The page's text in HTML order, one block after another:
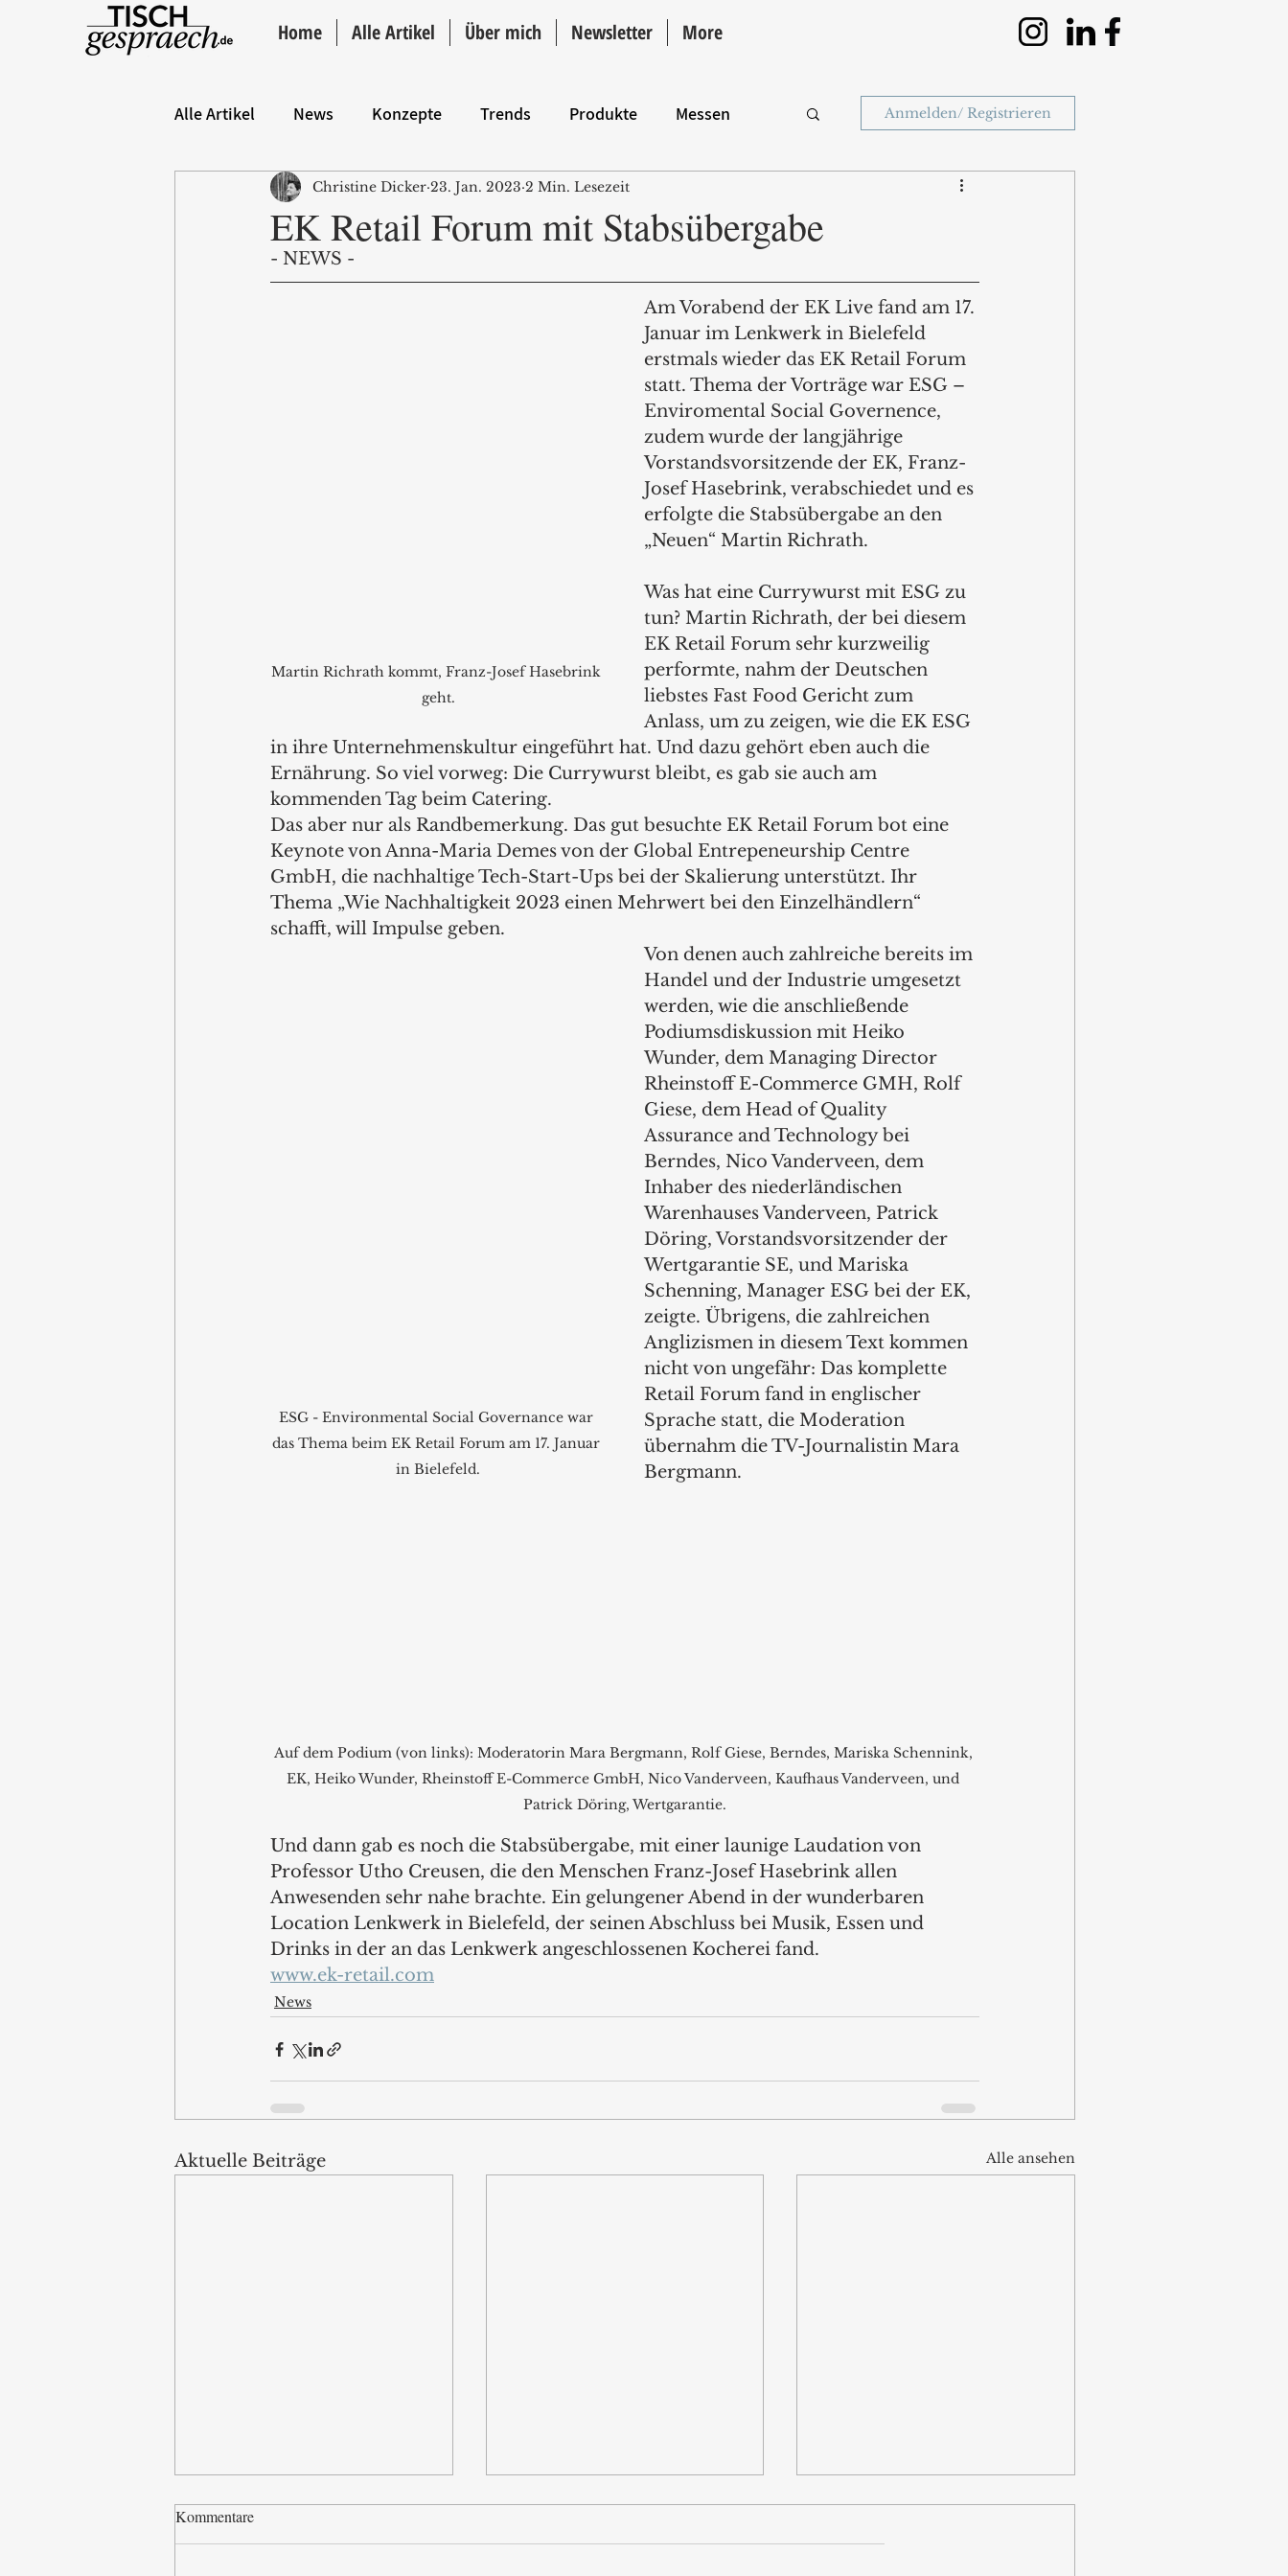
Home Alle Artikel Über mich Newsletter More
Alle Artikel News Konzepte Trends Produkte Messen
Hintergrund ANZEIGE Intro
Anmelden/ Registrieren
EK Retail Forum mit Stabsübergabe
Christine Dicker 23. Jan. 2023 2 Min. Lesezeit
- NEWS -
Martin Richrath kommt, Franz-Josef Hasebrink
geht.
Am Vorabend der EK Live fand am 17.
Januar im Lenkwerk in Bielefeld
erstmals wieder das EK Retail Forum
statt. Thema der Vorträge war ESG –
Enviromental Social Governence,
zudem wurde der langjährige
Vorstandsvorsitzende der EK, Franz-
Josef Hasebrink, verabschiedet und es
erfolgte die Stabsübergabe an den
„Neuen“ Martin Richrath.
Was hat eine Currywurst mit ESG zu
tun? Martin Richrath, der bei diesem
EK Retail Forum sehr kurzweilig
performte, nahm der Deutschen
liebstes Fast Food Gericht zum
Anlass, um zu zeigen, wie die EK ESG
in ihre Unternehmenskultur eingeführt hat. Und dazu gehört eben auch die
Ernährung. So viel vorweg: Die Currywurst bleibt, es gab sie auch am
kommenden Tag beim Catering.
Das aber nur als Randbemerkung. Das gut besuchte EK Retail Forum bot eine
Keynote von Anna-Maria Demes von der Global Entrepeneurship Centre
GmbH, die nachhaltige Tech-Start-Ups bei der Skalierung unterstützt. Ihr
Thema „Wie Nachhaltigkeit 2023 einen Mehrwert bei den Einzelhändlern“
schafft, will Impulse geben.
ESG - Environmental Social Governance war
das Thema beim EK Retail Forum am 17. Januar
in Bielefeld.
Von denen auch zahlreiche bereits im
Handel und der Industrie umgesetzt
werden, wie die anschließende
Podiumsdiskussion mit Heiko
Wunder, dem Managing Director
Rheinstoff E-Commerce GMH, Rolf
Giese, dem Head of Quality
Assurance and Technology bei
Berndes, Nico Vanderveen, dem
Inhaber des niederländischen
Warenhauses Vanderveen, Patrick
Döring, Vorstandsvorsitzender der
Wertgarantie SE, und Mariska
Schenning, Manager ESG bei der EK,
zeigte. Übrigens, die zahlreichen
Anglizismen in diesem Text kommen
nicht von ungefähr: Das komplette
Retail Forum fand in englischer
Sprache statt, die Moderation
übernahm die TV-Journalistin Mara
Bergmann.
Auf dem Podium (von links): Moderatorin Mara Bergmann, Rolf Giese, Berndes, Mariska Schennink,
EK, Heiko Wunder, Rheinstoff E-Commerce GmbH, Nico Vanderveen, Kaufhaus Vanderveen, und
Patrick Döring, Wertgarantie.
Und dann gab es noch die Stabsübergabe, mit einer launige Laudation von
Professor Utho Creusen, die den Menschen Franz-Josef Hasebrink allen
Anwesenden sehr nahe brachte. Ein gelungener Abend in der wunderbaren
Location Lenkwerk in Bielefeld, der seinen Abschluss bei Musik, Essen und
Drinks in der an das Lenkwerk angeschlossenen Kocherei fand.
www.ek-retail.com
News
Aktuelle Beiträge Alle ansehen
Kommentare